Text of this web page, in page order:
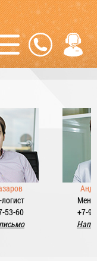
53-60
+7-